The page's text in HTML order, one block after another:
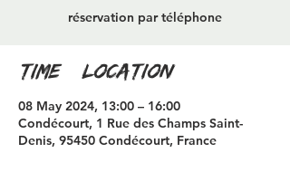
réservation par téléphone
Time & Location
08 May 2024, 13:00 – 16:00
Condécourt, 1 Rue des Champs Saint-
Denis, 95450 Condécourt, France